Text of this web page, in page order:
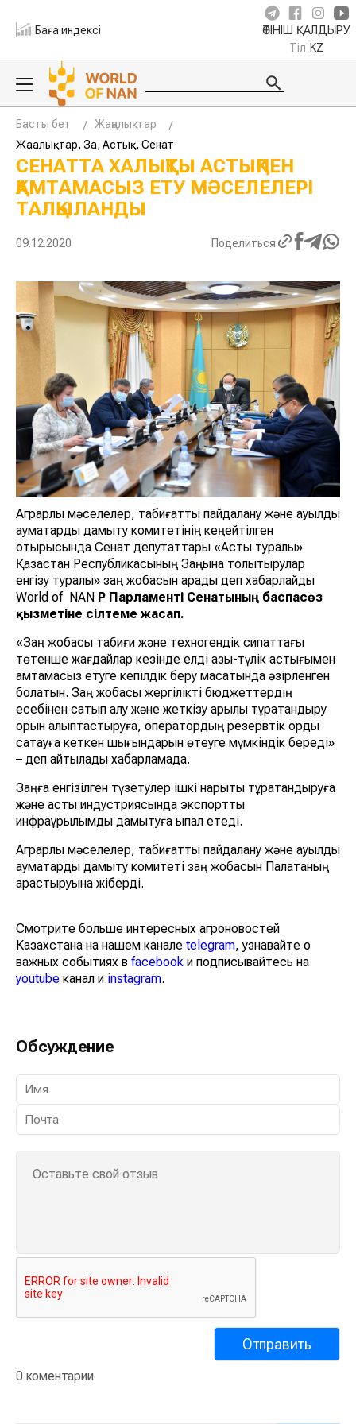
Баға индексі ӨТІНІШ ҚАЛДЫРУ
Тіл KZ
Басты бет
Жаңалықтар
Жаңалықтар, Заң, Астық, Сенат
СЕНАТТА ХАЛЫҚТЫ АСТЫҚПЕН
ҚАМТАМАСЫЗ ЕТУ МӘСЕЛЕЛЕРІ
ТАЛҚЫЛАНДЫ
09.12.2020 Поделиться
Аграрлық мәселелер, табиғатты пайдалану және ауылдық
аумақтарды дамыту комитетінің кеңейтілген
отырысында Сенат депутаттары «Астық туралы»
Қазақстан Республикасының Заңына толықтырулар
енгізу туралы» заң жобасын қарады деп хабарлайды
World of NAN ҚР Парламенті Сенатының баспасөз
қызметіне сілтеме жасап.
«Заң жобасы табиғи және техногендік сипаттағы
төтенше жағдайлар кезінде елді азық-түлік астығымен
қамтамасыз етуге кепілдік беру мақсатында әзірленген
болатын. Заң жобасы жергілікті бюджеттердің
есебінен сатып алу және жеткізу арқылы тұрақтандыру
қорын қалыптастыруға, оператордың резервтік қорды
сақтауға кеткен шығындарын өтеуге мүмкіндік береді»
– деп айтылады хабарламада.
Заңға енгізілген түзетулер ішкі нарықты тұрақтандыруға
және астық индустриясында экспорттық
инфрақұрылымды дамытуға ықпал етеді.
Аграрлық мәселелер, табиғатты пайдалану және ауылдық
аумақтарды дамыту комитеті заң жобасын Палатаның
қарастыруына жіберді.
Смотрите больше интересных агроновостей
Казахстана на нашем канале telegram, узнавайте о
важных событиях в facebook и подписывайтесь на
youtube канал и instagram.
Обсуждение
0 коментарии